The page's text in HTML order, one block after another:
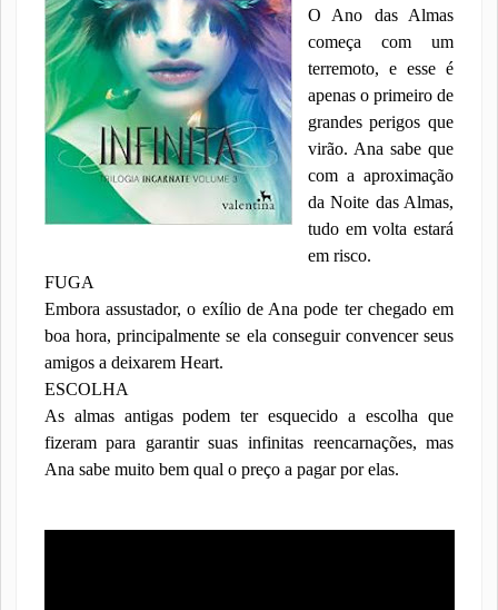
O Ano das Almas
começa com um
terremoto, e esse é
apenas o primeiro de
grandes perigos que
virão. Ana sabe que
com a aproximação
da Noite das Almas,
tudo em volta estará
em risco.
FUGA
Embora assustador, o exílio de Ana pode ter chegado em
boa hora, principalmente se ela conseguir convencer seus
amigos a deixarem Heart.
ESCOLHA
As almas antigas podem ter esquecido a escolha que
fizeram para garantir suas infinitas reencarnações, mas
Ana sabe muito bem qual o preço a pagar por elas.